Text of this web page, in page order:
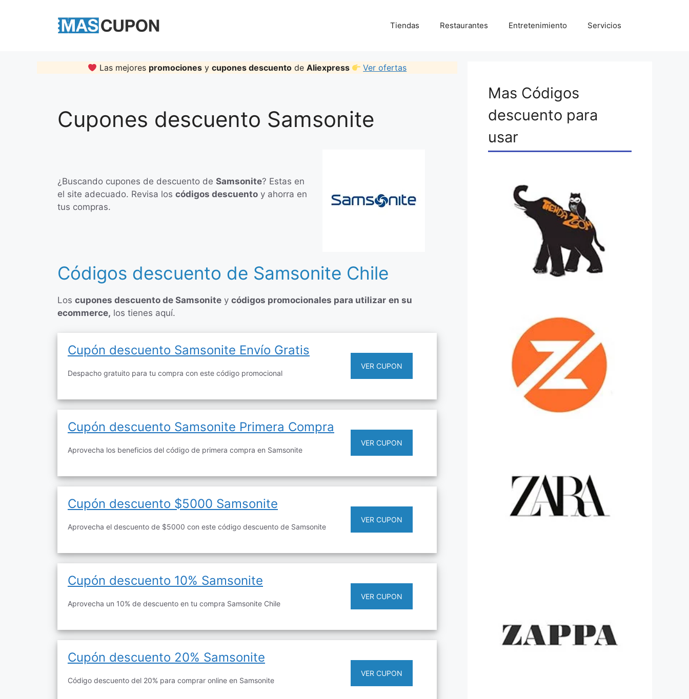
Tiendas Restaurantes Entretenimiento Servicios
Las mejores promociones y cupones descuento de Aliexpress Ver ofertas
Cupones descuento Samsonite
¿Buscando cupones de descuento deSamsonite? Estas en
el site adecuado. Revisa loscódigos descuento y ahorra en
tus compras.
Códigos descuento de Samsonite Chile
Los cupones descuento de Samsonite y códigos promocionales para utilizar en su
ecommerce, los tienes aquí.
Cupón descuento Samsonite Envío Gratis
Despacho gratuito para tu compra con este código promocional
VER CUPON
Cupón descuento Samsonite Primera Compra
Aprovecha los beneficios del código de primera compra en Samsonite
VER CUPON
Cupón descuento $5000 Samsonite
Aprovecha el descuento de $5000 con este código descuento de Samsonite
VER CUPON
Cupón descuento 10% Samsonite
Aprovecha un 10% de descuento en tu compra Samsonite Chile
VER CUPON
Cupón descuento 20% Samsonite
Código descuento del 20% para comprar online en Samsonite
VER CUPON
Mas Códigos
descuento para
usar